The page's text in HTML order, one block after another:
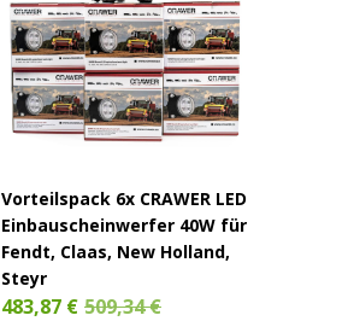
Vorteilspack 6x CRAWER LED
Einbauscheinwerfer 40W für
Fendt, Claas, New Holland,
Steyr
483,87 € 509,34 €